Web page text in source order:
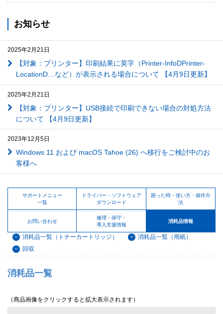
お知らせ
2025年2月21日
【対象：プリンター】印刷結果に英字（Printer-InfoDPrinter-
LocationD…など）が表示される場合について 【4月9日更新】
2025年2月21日
【対象：プリンター】USB接続で印刷できない場合の対処方法
について 【4月9日更新】
2023年12月5日
Windows 11 および macOS Tahoe (26) へ移行をご検討中のお
客様へ
サポートメニュー
一覧
ドライバー・ソフトウェア
ダウンロード
困った時・使い方・操作方
法
お問い合わせ
修理・保守・
導入支援情報
消耗品情報
消耗品一覧（トナーカートリッジ）
消耗品一覧（用紙）
回収
消耗品一覧
（商品画像をクリックすると拡大表示されます）